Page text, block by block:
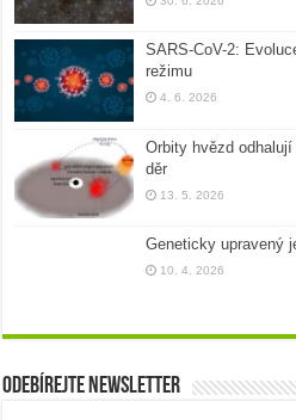
SARS-CoV-2:
režimu
4. 6. 2026
Orbity hvězd
děr
13. 5. 2026
Geneticky upravený
10. 4. 2026
Odebírejte newsletter